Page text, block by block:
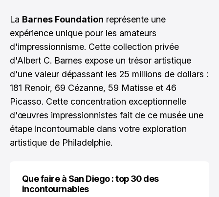
La Barnes Foundation représente une
expérience unique pour les amateurs
d'impressionnisme. Cette collection privée
d'Albert C. Barnes expose un trésor artistique
d'une valeur dépassant les 25 millions de dollars :
181 Renoir, 69 Cézanne, 59 Matisse et 46
Picasso. Cette concentration exceptionnelle
d'œuvres impressionnistes fait de ce musée une
étape incontournable dans votre exploration
artistique de Philadelphie.
Que faire à San Diego : top 30 des
incontournables